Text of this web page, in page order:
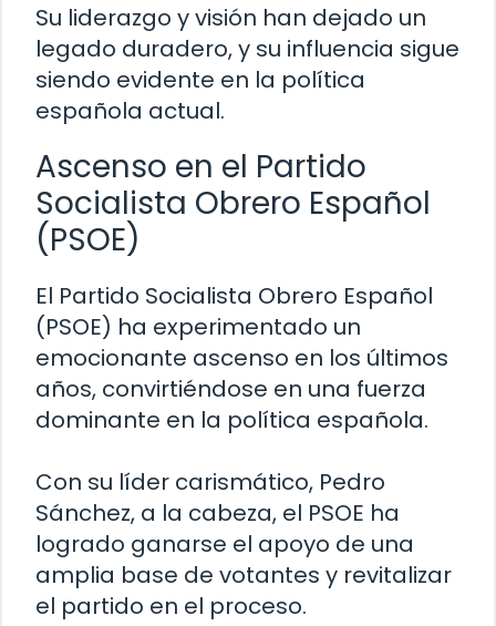
Su liderazgo y visión han dejado un
legado duradero, y su influencia sigue
siendo evidente en la política
española actual.
Ascenso en el Partido
Socialista Obrero Español
(PSOE)
El Partido Socialista Obrero Español
(PSOE) ha experimentado un
emocionante ascenso en los últimos
años, convirtiéndose en una fuerza
dominante en la política española.
Con su líder carismático, Pedro
Sánchez, a la cabeza, el PSOE ha
logrado ganarse el apoyo de una
amplia base de votantes y revitalizar
el partido en el proceso.